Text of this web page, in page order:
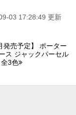
03 17:28:49 更新
発売予定】 ポーター
ス ジャックパーセル
3色